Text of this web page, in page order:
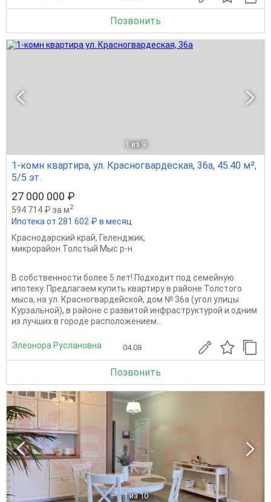
Позвонить
1 из 9
1-комн квартира, ул. Красногвардеская, 36а, 45.40 м²,
5/5 эт.
27 000 000 ₽
594 714 ₽ за м2
Ипотека от 281 602 ₽ в месяц
Краснодарский край, Геленджик,
микрорайон Толстый Мыс р-н
В собственности более 5 лет! Подходит под семейную
ипотеку. Предлагаем купить квартиру в районе Толстого
мыса, на ул. Красногвардейской, дом № 36а (угол улицы
Курзальной), в районе с развитой инфраструктурой и одним
из лучших в городе расположением...
Элеонора Руслановна 04.08
Позвонить
1 из 10